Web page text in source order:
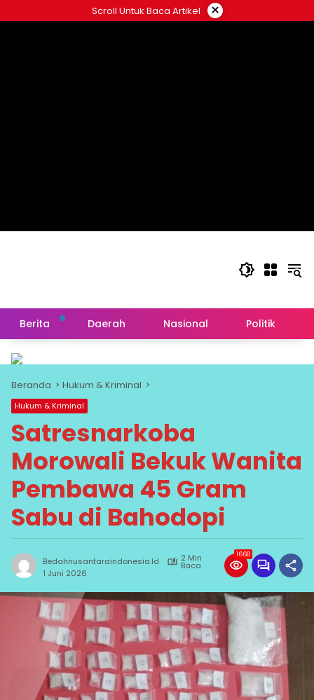
ke
Scroll Untuk Baca Artikel ×
Berita Daerah Nasional Politik
Beranda Hukum & Kriminal
Hukum & Kriminal
Satresnarkoba
Morowali Bekuk Wanita
Pembawa 45 Gram
Sabu di Bahodopi
Bedahnusantaraindonesia.id 2 Min
Baca
1 Juni 2026
1668